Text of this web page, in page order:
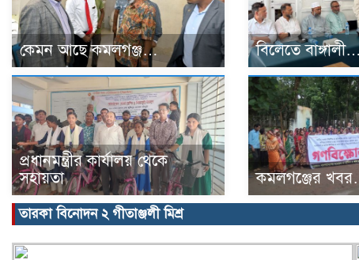
কেমন আছে কমলগঞ্জ… বিলেতে
প্রধানমন্ত্রীর কার্যালয় থেকে
সহায়তা
কমলগঞ্জের
তারকা বিনোদন ২ গীতাঞ্জলী মিশ্র